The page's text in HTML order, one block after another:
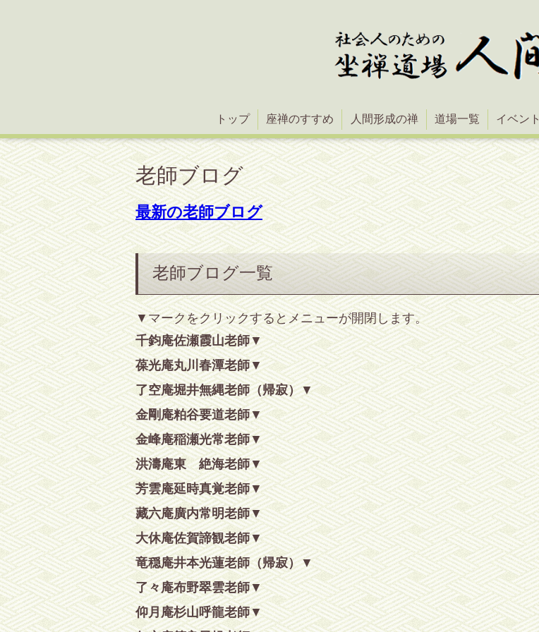
トップ 座禅のすすめ 人間形成の禅 道場一覧 イベント
老師ブログ
最新の老師ブログ
老師ブログ一覧
▼マークをクリックするとメニューが開閉します。
千鈞庵佐瀬霞山老師
葆光庵丸川春潭老師
了空庵堀井無縄老師（帰寂）
金剛庵粕谷要道老師
金峰庵稲瀬光常老師
洪濤庵東 絶海老師
芳雲庵延時真覚老師
藏六庵廣内常明老師
大休庵佐賀諦観老師
竜穏庵井本光蓮老師（帰寂）
了々庵布野翠雲老師
仰月庵杉山呼龍老師